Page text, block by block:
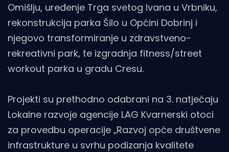
Omišlju, uređenje Trga svetog Ivana u Vrbniku,
rekonstrukcija parka Šilo u Općini Dobrinj i
njegovo transformiranje u zdravstveno-
rekreativni park, te izgradnja fitness/street
workout parka u gradu Cresu.
Projekti su prethodno odabrani na 3. natječaju
Lokalne razvoje agencije LAG Kvarnerski otoci
za provedbu operacije „Razvoj opće društvene
infrastrukture u svrhu podizanja kvalitete